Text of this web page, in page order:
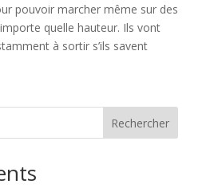
pouvoir marcher même sur des
quelle hauteur. Ils vont
à sortir s’ils savent
Rechercher